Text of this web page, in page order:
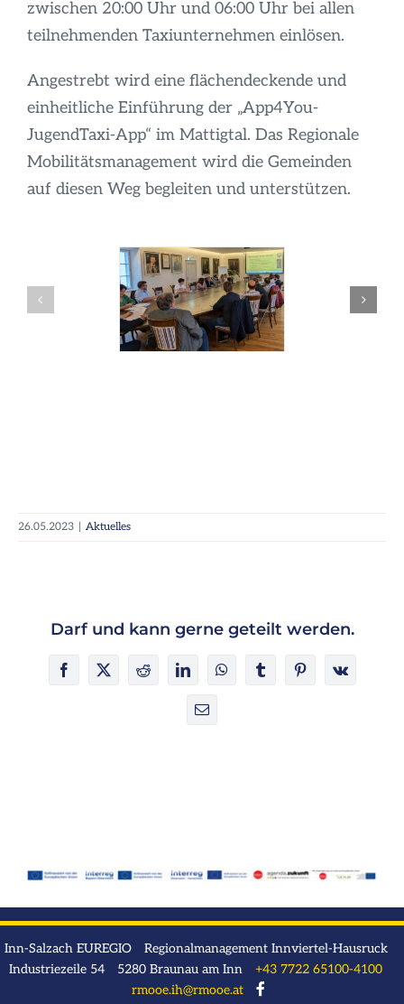
zwischen 20:00 Uhr und 06:00 Uhr bei allen
teilnehmenden Taxiunternehmen einlösen.
Angestrebt wird eine flächendeckende und
einheitliche Einführung der „App4You-
JugendTaxi-App“ im Mattigtal. Das Regionale
Mobilitätsmanagement wird die Gemeinden
auf diesen Weg begleiten und unterstützen.
26.05.2023 Aktuelles
Darf und kann gerne geteilt werden.
Facebook
X RedditLinkedInWhatsAppTumblrPinterest
Vk
E-
Inn-Salzach EUREGIO Regionalmanagement Innviertel-Hausruck
Industriezeile 54 5280 Braunau am Inn +43 7722 65100-4100
rmooe.ih@rmooe.at